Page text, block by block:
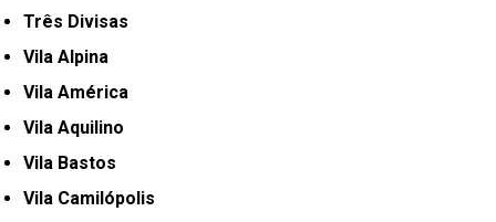
Três Divisas
Vila Alpina
Vila América
Vila Aquilino
Vila Bastos
Vila Camilópolis